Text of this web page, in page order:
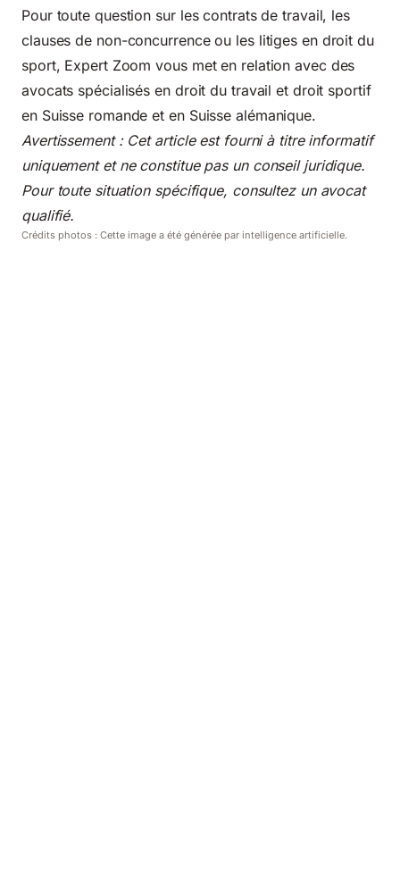
Pour toute question sur les contrats de travail, les
clauses de non-concurrence ou les litiges en droit du
sport, Expert Zoom vous met en relation avec des
avocats spécialisés en droit du travail et droit sportif
en Suisse romande et en Suisse alémanique.
Avertissement : Cet article est fourni à titre informatif
uniquement et ne constitue pas un conseil juridique.
Pour toute situation spécifique, consultez un avocat
qualifié.
Crédits photos : Cette image a été générée par intelligence artificielle.